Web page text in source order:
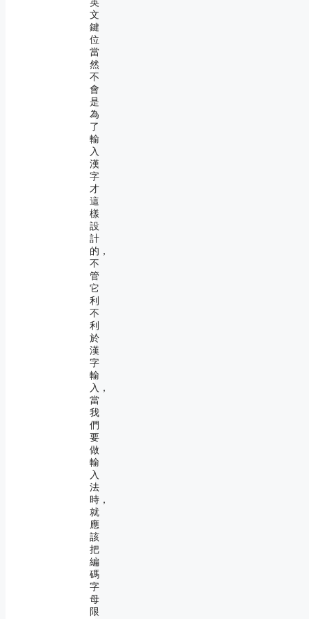
英
文
鍵
位
當
然
不
會
是
為
了
輸
入
漢
字
才
這
樣
設
計
的，
不
管
它
利
不
利
於
漢
字
輸
入，
當
我
們
要
做
輸
入
法
時，
就
應
該
把
編
碼
字
母
限